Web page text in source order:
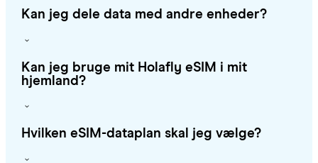
Kan jeg dele data med andre enheder?
Kan jeg bruge mit Holafly eSIM i mit
hjemland?
Hvilken eSIM-dataplan skal jeg vælge?